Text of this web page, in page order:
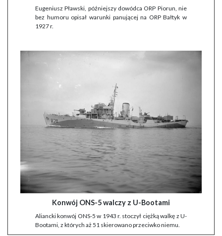
Eugeniusz Pławski, późniejszy dowódca ORP Piorun, nie
bez humoru opisał warunki panującej na ORP Bałtyk w
1927 r.
Konwój ONS-5 walczy z U-Bootami
Aliancki konwój ONS-5 w 1943 r. stoczył ciężką walkę z U-
Bootami, z których aż 51 skierowano przeciwko niemu.